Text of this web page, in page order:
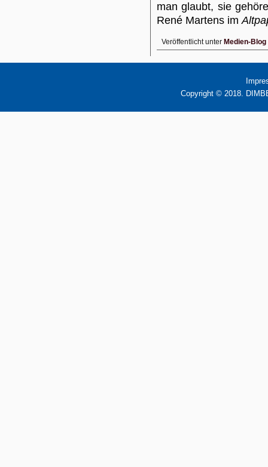
man glaubt, sie
René Martens im
Veröffentlicht unter Medien-Blog
Copyright © 2018.